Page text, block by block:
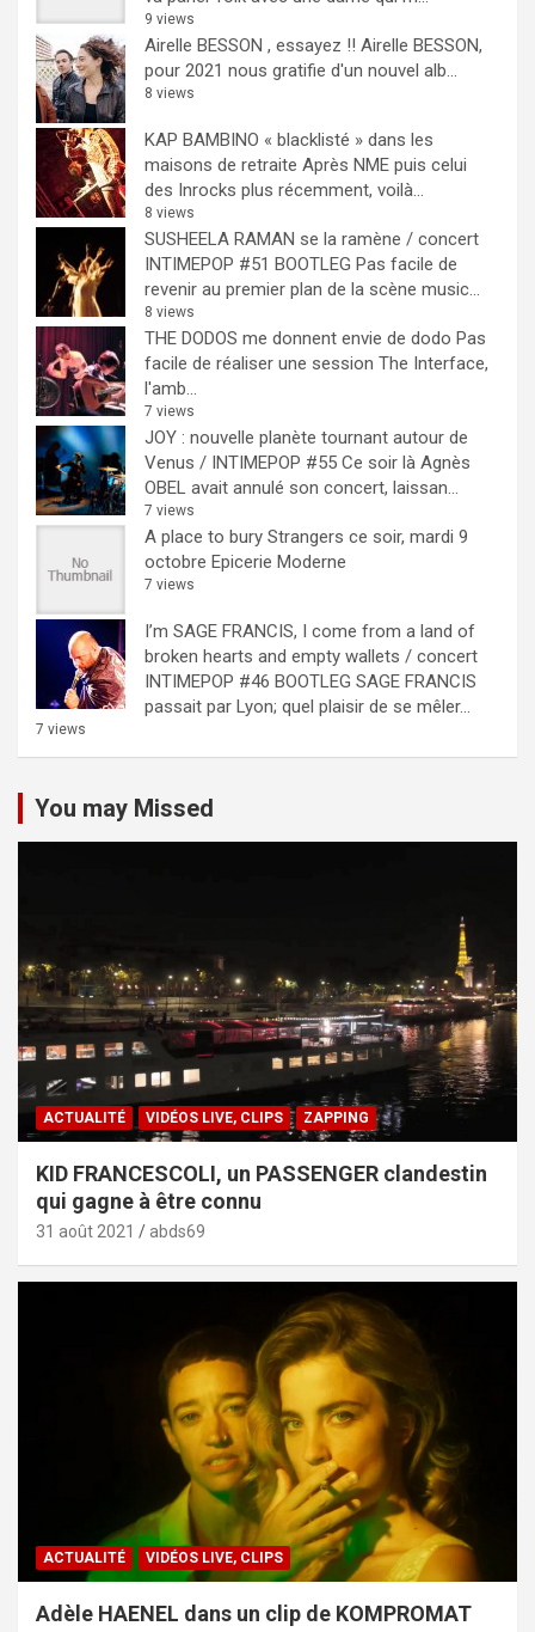
9 views
Airelle BESSON , essayez !! Airelle BESSON,
pour 2021 nous gratifie d'un nouvel alb...
8 views
KAP BAMBINO « blacklisté » dans les
maisons de retraite Après NME puis celui
des Inrocks plus récemment, voilà...
8 views
SUSHEELA RAMAN se la ramène / concert
INTIMEPOP #51 BOOTLEG Pas facile de
revenir au premier plan de la scène music...
8 views
THE DODOS me donnent envie de dodo Pas
facile de réaliser une session The Interface,
l'amb...
7 views
JOY : nouvelle planète tournant autour de
Venus / INTIMEPOP #55 Ce soir là Agnès
OBEL avait annulé son concert, laissan...
7 views
A place to bury Strangers ce soir, mardi 9
octobre Epicerie Moderne
7 views
I’m SAGE FRANCIS, I come from a land of
broken hearts and empty wallets / concert
INTIMEPOP #46 BOOTLEG SAGE FRANCIS
passait par Lyon; quel plaisir de se mêler...
7 views
You may Missed
ACTUALITÉ VIDÉOS LIVE, CLIPS ZAPPING
KID FRANCESCOLI, un PASSENGER clandestin
qui gagne à être connu
31 août 2021 abds69
ACTUALITÉ VIDÉOS LIVE, CLIPS
Adèle HAENEL dans un clip de KOMPROMAT